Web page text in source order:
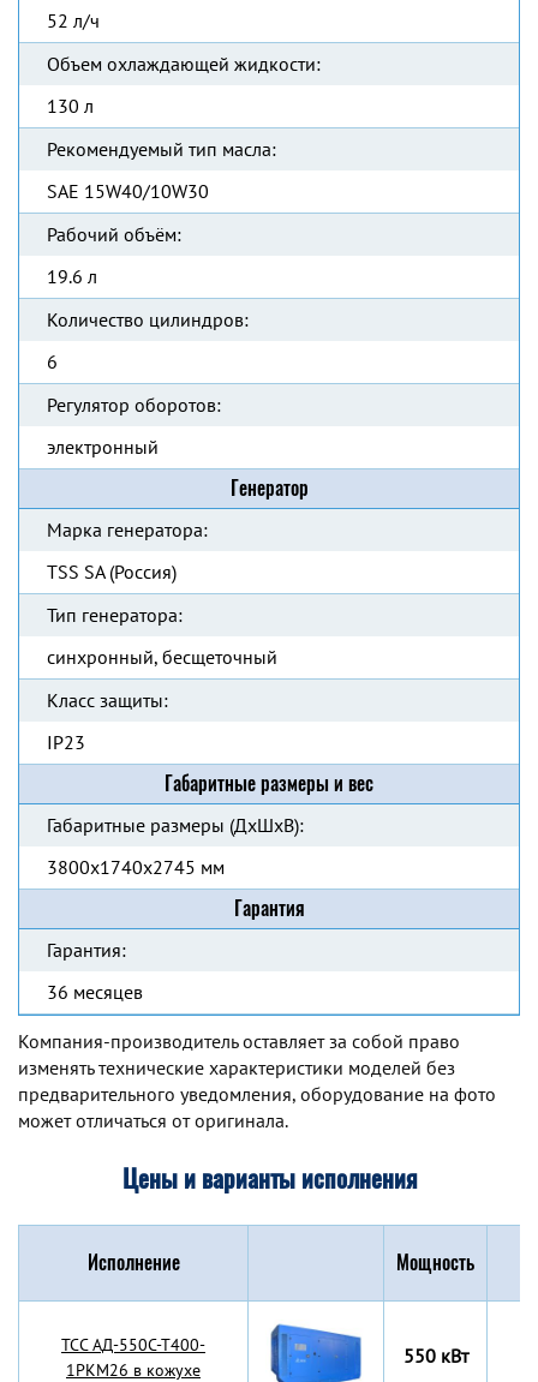
52 л/ч
Объем охлаждающей жидкости:
130 л
Рекомендуемый тип масла:
SAE 15W40/10W30
Рабочий объём:
19.6 л
Количество цилиндров:
6
Регулятор оборотов:
электронный
Генератор
Марка генератора:
TSS SA (Россия)
Тип генератора:
синхронный, бесщеточный
Класс защиты:
IP23
Габаритные размеры и вес
Габаритные размеры (ДхШхВ):
3800х1740х2745 мм
Гарантия
Гарантия:
36 месяцев
Компания-производитель оставляет за собой право
изменять технические характеристики моделей без
предварительного уведомления, оборудование на фото
может отличаться от оригинала.
Цены и варианты исполнения
Исполнение Мощность
TCC АД-550С-Т400-
1РКМ26 в кожухе
550 кВт